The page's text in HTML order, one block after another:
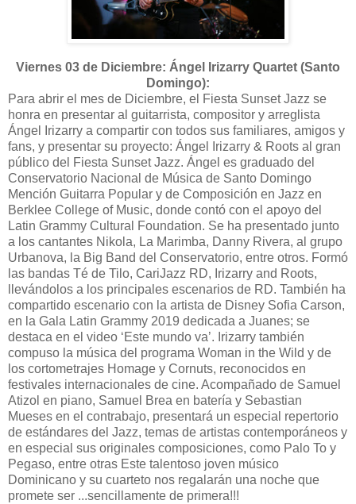
Viernes 03 de Diciembre: Ángel Irizarry Quartet (Santo
Domingo):
Para abrir el mes de Diciembre, el Fiesta Sunset Jazz se
honra en presentar al guitarrista, compositor y arreglista
Ángel Irizarry a compartir con todos sus familiares, amigos y
fans, y presentar su proyecto: Ángel Irizarry & Roots al gran
público del Fiesta Sunset Jazz. Ángel es graduado del
Conservatorio Nacional de Música de Santo Domingo
Mención Guitarra Popular y de Composición en Jazz en
Berklee College of Music, donde contó con el apoyo del
Latin Grammy Cultural Foundation. Se ha presentado junto
a los cantantes Nikola, La Marimba, Danny Rivera, al grupo
Urbanova, la Big Band del Conservatorio, entre otros. Formó
las bandas Té de Tilo, CariJazz RD, Irizarry and Roots,
llevándolos a los principales escenarios de RD. También ha
compartido escenario con la artista de Disney Sofia Carson,
en la Gala Latin Grammy 2019 dedicada a Juanes; se
destaca en el video ‘Este mundo va’. Irizarry también
compuso la música del programa Woman in the Wild y de
los cortometrajes Homage y Cornuts, reconocidos en
festivales internacionales de cine. Acompañado de Samuel
Atizol en piano, Samuel Brea en batería y Sebastian
Mueses en el contrabajo, presentará un especial repertorio
de estándares del Jazz, temas de artistas contemporáneos y
en especial sus originales composiciones, como Palo To y
Pegaso, entre otras Este talentoso joven músico
Dominicano y su cuarteto nos regalarán una noche que
promete ser ...sencillamente de primera!!!